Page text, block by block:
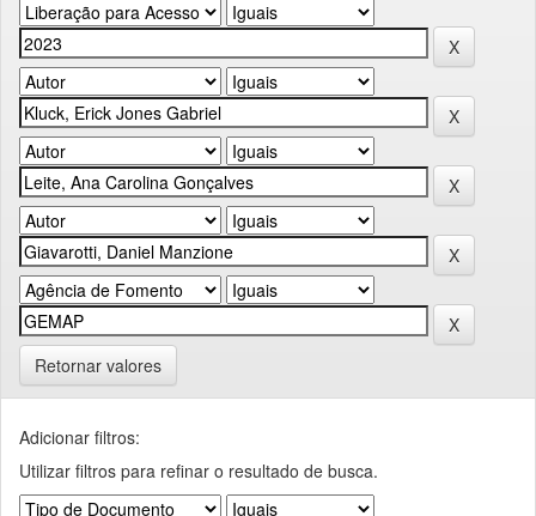
Retornar valores
Adicionar filtros:
Utilizar filtros para refinar o resultado de busca.